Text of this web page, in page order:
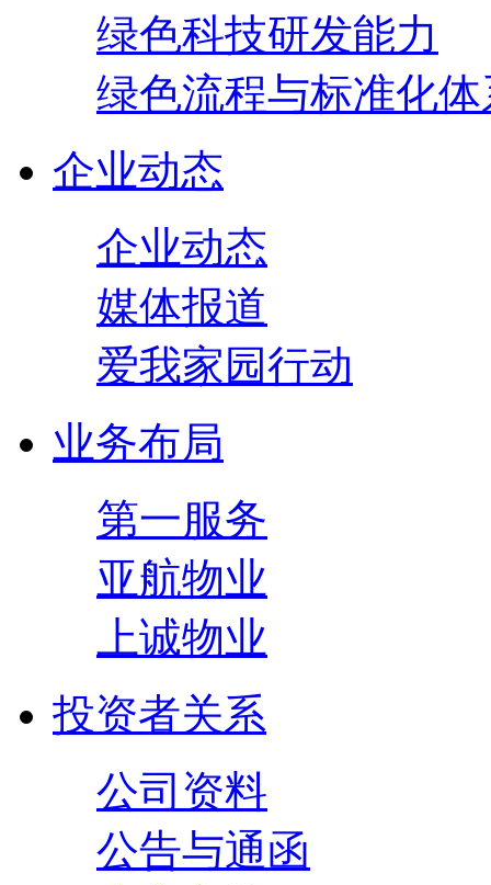
绿色科技研发能力
绿色流程与标准化体
企业动态
企业动态
媒体报道
爱我家园行动
业务布局
第一服务
亚航物业
上诚物业
投资者关系
公司资料
公告与通函